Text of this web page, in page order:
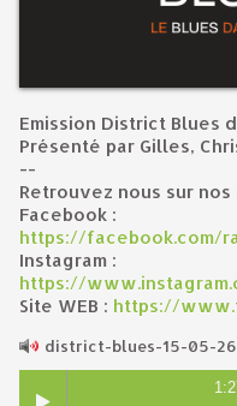
Emission District Blues
Présenté par Gilles,
--
Retrouvez nous sur
Facebook :
https://facebook.com/
Instagram :
https://
Site WEB : https://
district-blues-15-05-